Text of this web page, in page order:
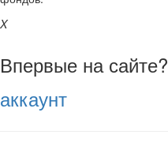
X
Впервые на сайте?
аккаунт